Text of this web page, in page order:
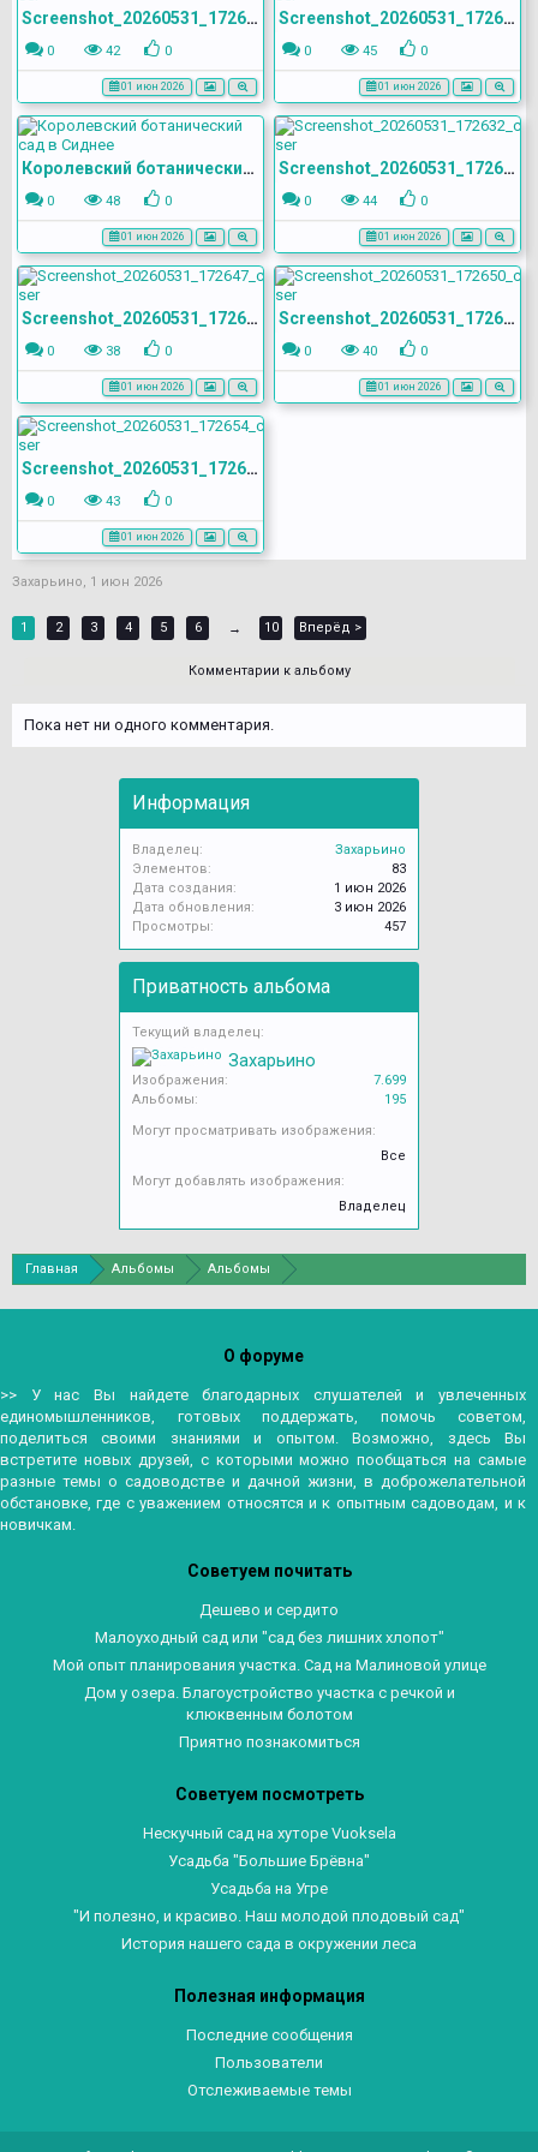
Screenshot_20260531_172622_com.yandex.browser
0 42 0
01 июн 2026
Screenshot_20260531_172629_com.yandex.browser
0 45 0
01 июн 2026
Королевский ботанический сад в Сиднее
0 48 0
01 июн 2026
Screenshot_20260531_172632_com.yandex.browser
0 44 0
01 июн 2026
Screenshot_20260531_172647_com.yandex.browser
0 38 0
01 июн 2026
Screenshot_20260531_172650_com.yandex.browser
0 40 0
01 июн 2026
Screenshot_20260531_172654_com.yandex.browser
0 43 0
01 июн 2026
Захарьино 1 июн 2026
1 2 3 4 5 6 → 10 Вперёд >
Комментарии к альбому
Пока нет ни одного комментария.
Информация
Владелец:
Захарьино
Элементов:
83
Дата создания:
1 июн 2026
Дата обновления:
3 июн 2026
Просмотры:
457
Приватность альбома
Текущий владелец:
Захарьино
Изображения:
7.699
Альбомы:
195
Могут просматривать изображения:
Все
Могут добавлять изображения:
Владелец
Главная Альбомы Альбомы
О форуме
>> У нас Вы найдете благодарных слушателей и увлеченных
единомышленников, готовых поддержать, помочь советом,
поделиться своими знаниями и опытом. Возможно, здесь Вы
встретите новых друзей, с которыми можно пообщаться на самые
разные темы о садоводстве и дачной жизни, в доброжелательной
обстановке, где с уважением относятся и к опытным садоводам, и к
новичкам.
Советуем почитать
Дешево и сердито
Малоуходный сад или "сад без лишних хлопот"
Мой опыт планирования участка. Сад на Малиновой улице
Дом у озера. Благоустройство участка с речкой и
клюквенным болотом
Приятно познакомиться
Советуем посмотреть
Нескучный сад на хуторе Vuoksela
Усадьба "Большие Брёвна"
Усадьба на Угре
"И полезно, и красиво. Наш молодой плодовый сад"
История нашего сада в окружении леса
Полезная информация
Последние сообщения
Пользователи
Отслеживаемые темы